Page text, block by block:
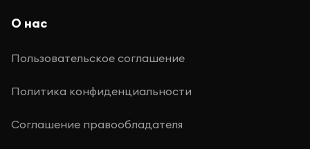
О нас
Пользовательское соглашение
Политика конфиденциальности
Соглашение правообладателя